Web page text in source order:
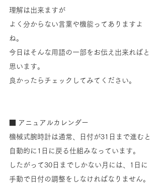
理解は出来ますが
よく分からない言葉や機能ってありますよ
ね。
今日はそんな用語の一部をお伝え出来ればと
思います。
良かったらチェックしてみてください。
■ アニュアルカレンダー
機械式腕時計は通常、日付が31日まで進むと
自動的に1日に戻る仕組みなっています。
したがって30日までしかない月には、1日に
手動で日付の調整をしなければなりません。